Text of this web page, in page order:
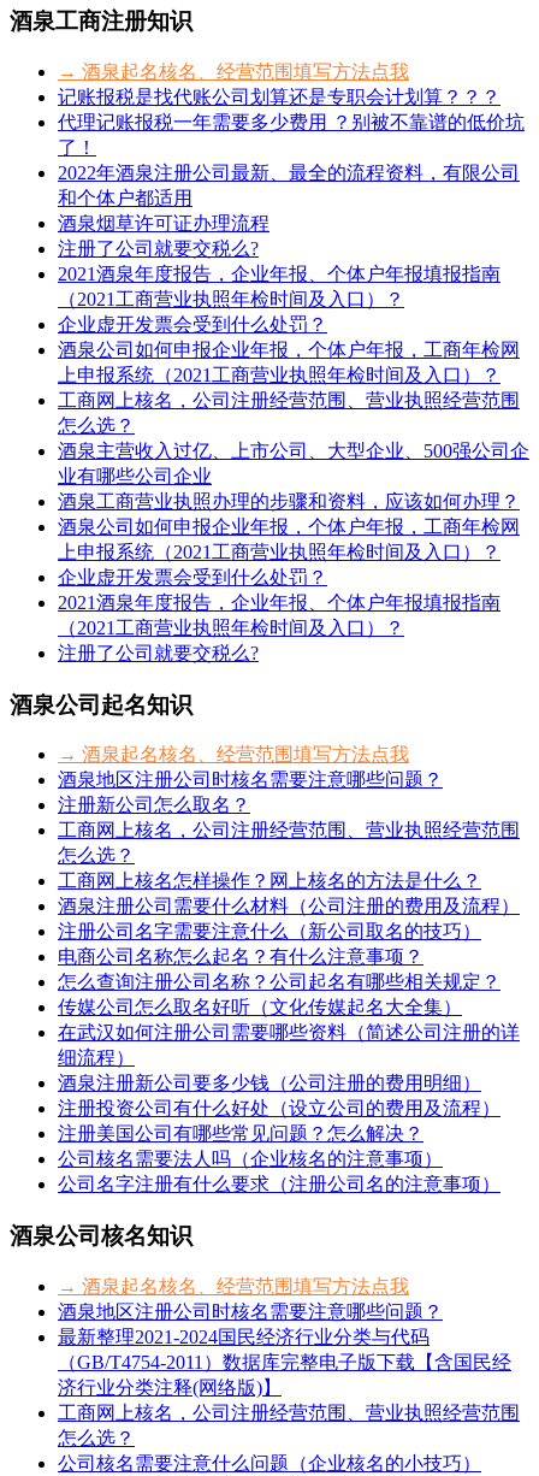
酒泉工商注册知识
→ 酒泉起名核名、经营范围填写方法点我
记账报税是找代账公司划算还是专职会计划算？？？
代理记账报税一年需要多少费用 ？别被不靠谱的低价坑
了！
2022年酒泉注册公司最新、最全的流程资料，有限公司
和个体户都适用
酒泉烟草许可证办理流程
注册了公司就要交税么?
2021酒泉年度报告，企业年报、个体户年报填报指南
（2021工商营业执照年检时间及入口）？
企业虚开发票会受到什么处罚？
酒泉公司如何申报企业年报，个体户年报，工商年检网
上申报系统（2021工商营业执照年检时间及入口）？
工商网上核名，公司注册经营范围、营业执照经营范围
怎么选？
酒泉主营收入过亿、上市公司、大型企业、500强公司企
业有哪些公司企业
酒泉工商营业执照办理的步骤和资料，应该如何办理？
酒泉公司如何申报企业年报，个体户年报，工商年检网
上申报系统（2021工商营业执照年检时间及入口）？
企业虚开发票会受到什么处罚？
2021酒泉年度报告，企业年报、个体户年报填报指南
（2021工商营业执照年检时间及入口）？
注册了公司就要交税么?
酒泉公司起名知识
→ 酒泉起名核名、经营范围填写方法点我
酒泉地区注册公司时核名需要注意哪些问题？
注册新公司怎么取名？
工商网上核名，公司注册经营范围、营业执照经营范围
怎么选？
工商网上核名怎样操作？网上核名的方法是什么？
酒泉注册公司需要什么材料（公司注册的费用及流程）
注册公司名字需要注意什么（新公司取名的技巧）
电商公司名称怎么起名？有什么注意事项？
怎么查询注册公司名称？公司起名有哪些相关规定？
传媒公司怎么取名好听（文化传媒起名大全集）
在武汉如何注册公司需要哪些资料（简述公司注册的详
细流程）
酒泉注册新公司要多少钱（公司注册的费用明细）
注册投资公司有什么好处（设立公司的费用及流程）
注册美国公司有哪些常见问题？怎么解决？
公司核名需要法人吗（企业核名的注意事项）
公司名字注册有什么要求（注册公司名的注意事项）
酒泉公司核名知识
→ 酒泉起名核名、经营范围填写方法点我
酒泉地区注册公司时核名需要注意哪些问题？
最新整理2021-2024国民经济行业分类与代码
（GB/T4754-2011）数据库完整电子版下载【含国民经
济行业分类注释(网络版)】
工商网上核名，公司注册经营范围、营业执照经营范围
怎么选？
公司核名需要注意什么问题（企业核名的小技巧）